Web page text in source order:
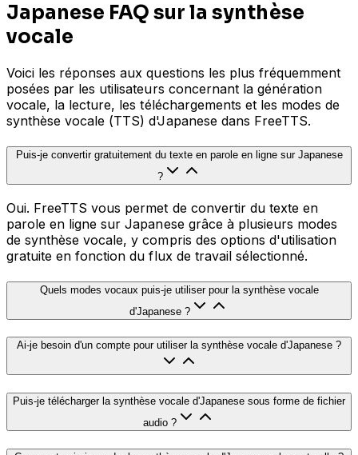
Japanese FAQ sur la synthèse
vocale
Voici les réponses aux questions les plus fréquemment
posées par les utilisateurs concernant la génération
vocale, la lecture, les téléchargements et les modes de
synthèse vocale (TTS) d'Japanese dans FreeTTS.
Puis-je convertir gratuitement du texte en parole en ligne sur Japanese
?
Oui. FreeTTS vous permet de convertir du texte en
parole en ligne sur Japanese grâce à plusieurs modes
de synthèse vocale, y compris des options d'utilisation
gratuite en fonction du flux de travail sélectionné.
Quels modes vocaux puis-je utiliser pour la synthèse vocale
d'Japanese ?
Ai-je besoin d'un compte pour utiliser la synthèse vocale d'Japanese ?
Puis-je télécharger la synthèse vocale d'Japanese sous forme de fichier
audio ?